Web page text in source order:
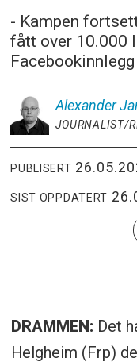
- Kampen
fått over 10.000
Alexander
JOURNALIST/
PUBLISERT
SIST OPPDATERT
DRAMMEN: Det
Helgheim (Frp)